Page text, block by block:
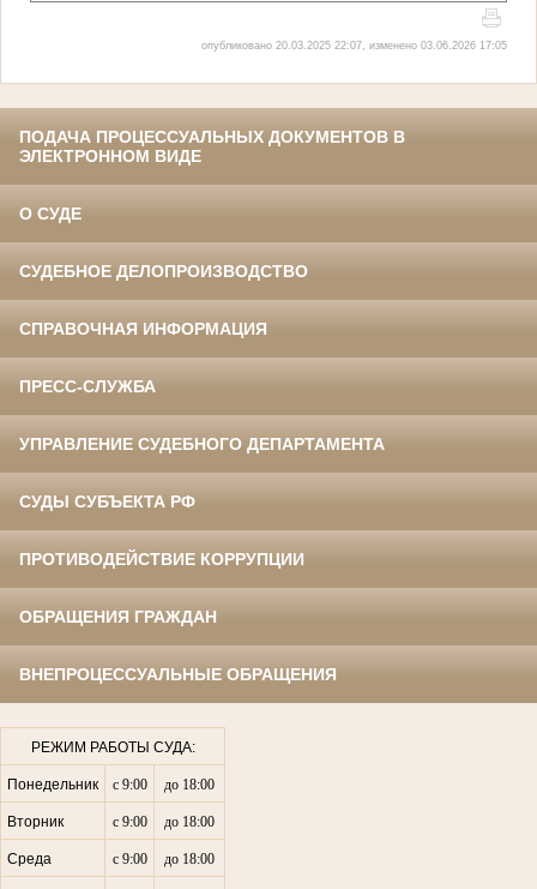
опубликовано 20.03.2025 22:07, изменено 03.06.2026 17:05
ПОДАЧА ПРОЦЕССУАЛЬНЫХ ДОКУМЕНТОВ В
ЭЛЕКТРОННОМ ВИДЕ
О СУДЕ
СУДЕБНОЕ ДЕЛОПРОИЗВОДСТВО
СПРАВОЧНАЯ ИНФОРМАЦИЯ
ПРЕСС-СЛУЖБА
УПРАВЛЕНИЕ СУДЕБНОГО ДЕПАРТАМЕНТА
СУДЫ СУБЪЕКТА РФ
ПРОТИВОДЕЙСТВИЕ КОРРУПЦИИ
ОБРАЩЕНИЯ ГРАЖДАН
ВНЕПРОЦЕССУАЛЬНЫЕ ОБРАЩЕНИЯ
РЕЖИМ РАБОТЫ СУДА:
Понедельник с 9:00 до 18:00
Вторник с 9:00 до 18:00
Среда с 9:00 до 18:00